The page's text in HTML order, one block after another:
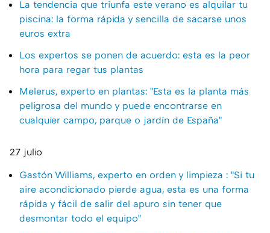
La tendencia que triunfa este verano es alquilar tu
piscina: la forma rápida y sencilla de sacarse unos
euros extra
Los expertos se ponen de acuerdo: esta es la peor
hora para regar tus plantas
Melerus, experto en plantas: "Esta es la planta más
peligrosa del mundo y puede encontrarse en
cualquier campo, parque o jardín de España"
27 julio
Gastón Williams, experto en orden y limpieza : "Si tu
aire acondicionado pierde agua, esta es una forma
rápida y fácil de salir del apuro sin tener que
desmontar todo el equipo"